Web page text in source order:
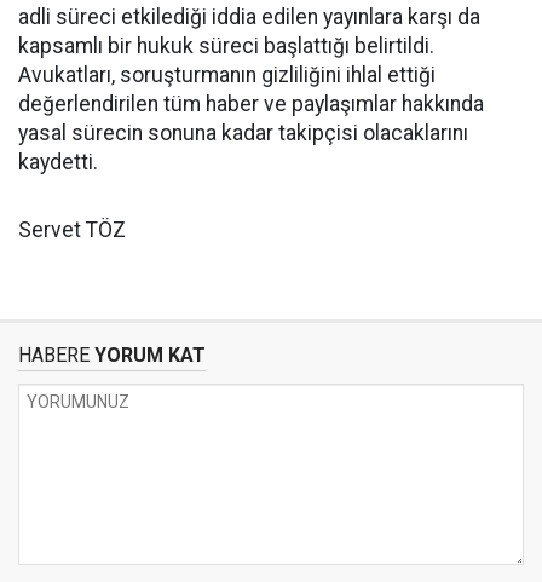
adli süreci etkilediği iddia edilen yayınlara karşı da
kapsamlı bir hukuk süreci başlattığı belirtildi.
Avukatları, soruşturmanın gizliliğini ihlal ettiği
değerlendirilen tüm haber ve paylaşımlar hakkında
yasal sürecin sonuna kadar takipçisi olacaklarını
kaydetti.
Servet TÖZ
HABERE YORUM KAT